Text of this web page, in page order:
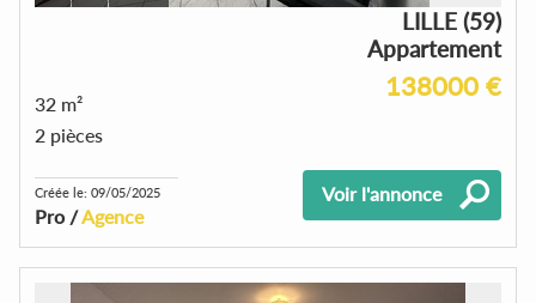
LILLE (59)
Appartement
138000 €
32 m²
2 pièces
Créée le: 09/05/2025
Pro /Agence
Voir l'annonce